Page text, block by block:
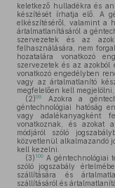
keletkező hulladékra és
készítését írhatja elő. A
elkészítéséről, valamint a
ártalmatlanításáról a
szervezetek és az
felhasználására, nem
hozatalára vonatkozó
szervezetek és az azokból
vonatkozó engedélyben
vagy az ártalmatlanító
megfelelően kell
(2)99
Azokra a
géntechnológiai hatóság
vagy adalékanyagként
vonatkoznak, és azokat
módjáról szóló
közvetlenül alkalmazandó
kell kezelni.
(3) 100 A géntechnológiai
szóló jogszabály
szállítására és
szállításáról és